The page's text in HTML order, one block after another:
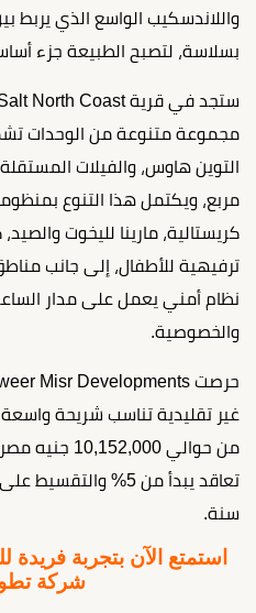
واللاندسكيب الواسع الذي يربط
بسلاسة، لتصبح الطبيعة جزء
مجموعة متنوعة من الوحدات
مربع، ويكتمل هذا التنوع
كريستالية، مارينا لليخوت
ترفيهية للأطفال، إلى جانب
نظام أمني يعمل على مدار
والخصوصية.
غير تقليدية تناسب شريحة واسعة
من حوالي
سنة.
استمتع الآن بتجربة
شركة